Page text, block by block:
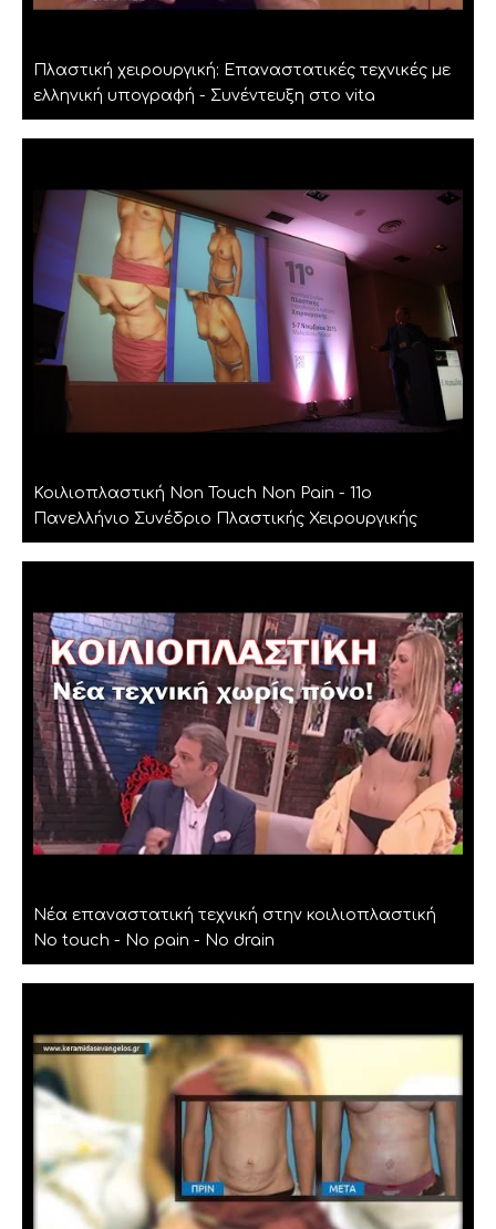
Πλαστική χειρουργική: Επαναστατικές τεχνικές με
ελληνική υπογραφή - Συνέντευξη στο vita
Κοιλιοπλαστική Non Touch Non Pain - 11ο
Πανελλήνιο Συνέδριο Πλαστικής Χειρουργικής
Νέα επαναστατική τεχνική στην κοιλιοπλαστική
No touch - No pain - No drain